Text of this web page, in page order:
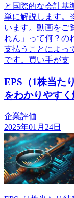
と国際的な会計基
単に解説します。
います。動画をご
れん」って何？の
支払うことによっ
です。買い手が支
EPS（1株当た
をわかりやす
企業評価
2025年01月24日